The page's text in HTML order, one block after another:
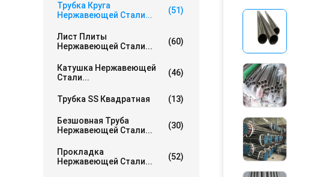
Трубка Круга
Нержавеющей Стали...
(51)
Лист Плиты
Нержавеющей Стали...
(60)
Катушка Нержавеющей
Стали...
(46)
Трубка SS Квадратная (13)
Безшовная Труба
Нержавеющей Стали...
(30)
Прокладка
Нержавеющей Стали...
(52)